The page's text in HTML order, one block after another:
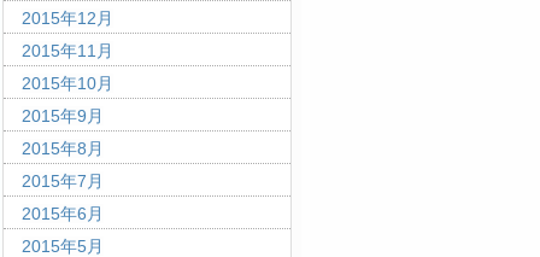
2015年12月
2015年11月
2015年10月
2015年9月
2015年8月
2015年7月
2015年6月
2015年5月